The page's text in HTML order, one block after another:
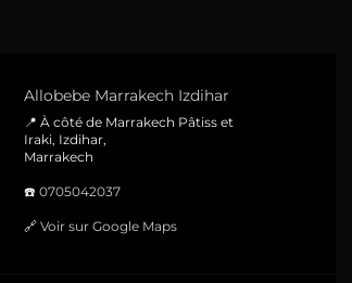
Allobebe Marrakech Izdihar
📍 À côté de Marrakech Pâtiss et
Iraki, Izdihar,
Marrakech
☎️ 0705042037
🔗 Voir sur Google Maps